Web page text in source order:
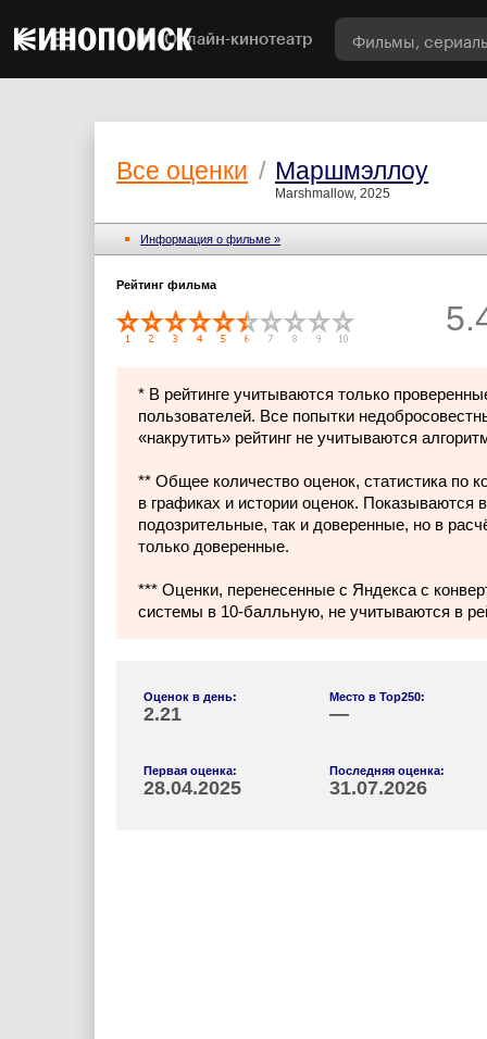
Онлайн-кинотеатр
Все оценки / Маршмэллоу
Marshmallow, 2025
Информация о фильме »
Рейтинг фильма
* В рейтинге учитываются только
пользователей. Все попытки
«накрутить» рейтинг не учитываются
** Общее количество оценок, статистика по
в графиках и истории оценок. Показываются
подозрительные, так и доверенные, но в
только доверенные.
*** Оценки, перенесенные с Яндекса с
системы в 10-балльную, не учитываются в
Оценок в день:
2.21
Место в Top250:
—
Первая оценка:
28.04.2025
Последняя оценка:
31.07.2026